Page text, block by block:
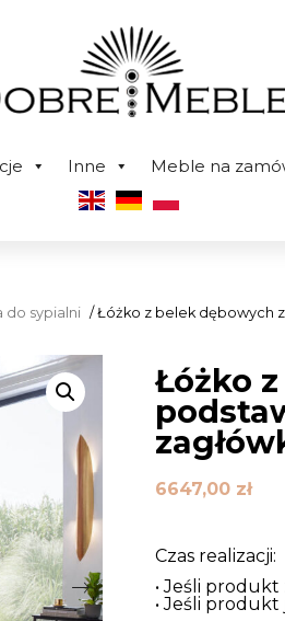
Inne Meble na
do sypialni / Łóżko z belek dębowych
Łóżko
6647,00 zł
Czas realizacji:
• Jeśli
• Jeśli